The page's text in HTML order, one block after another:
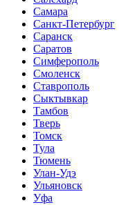
Самара
Санкт-Петербург
Саранск
Саратов
Симферополь
Смоленск
Ставрополь
Сыктывкар
Тамбов
Тверь
Томск
Тула
Тюмень
Улан-Удэ
Ульяновск
Уфа